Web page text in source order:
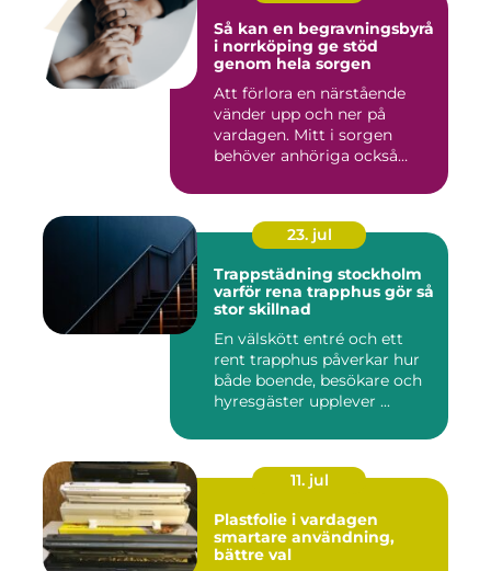
Så kan en begravningsbyrå
i norrköping ge stöd
genom hela sorgen
Att förlora en närstående
vänder upp och ner på
vardagen. Mitt i sorgen
behöver anhöriga också
23. jul
Trappstädning stockholm
varför rena trapphus gör så
stor skillnad
En välskött entré och ett
rent trapphus påverkar hur
både boende, besökare och
hyresgäster upplever ...
11. jul
Plastfolie i vardagen
smartare användning,
bättre val